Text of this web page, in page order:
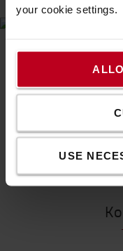
your cookie settings.
USE
VYTVORTE
- BEZ